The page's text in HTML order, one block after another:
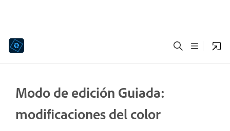
Modo de edición Guiada:
modificaciones del color